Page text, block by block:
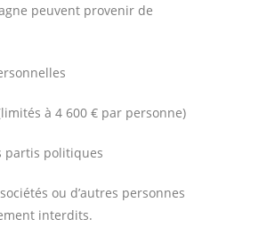
peuvent provenir de
à 4 600 € par personne)
partis politiques
ou d’autres personnes
interdits.